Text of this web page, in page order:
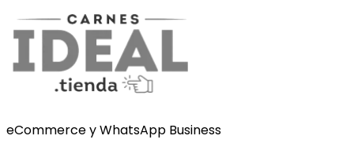
eCommerce y WhatsApp Business